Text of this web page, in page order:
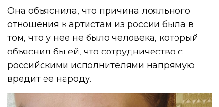
Она объяснила, что причина лояльного
отношения к артистам из россии была в
том, что у нее не было человека, который
объяснил бы ей, что сотрудничество с
российскими исполнителями напрямую
вредит ее народу.